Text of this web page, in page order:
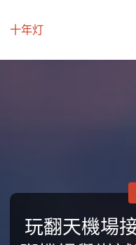
十年灯
玩翻天機場